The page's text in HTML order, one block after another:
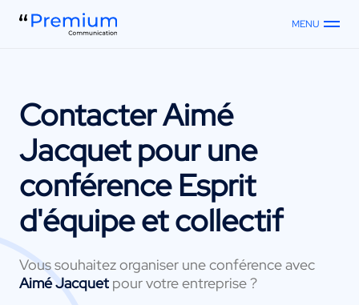
MENU
ContacterAimé
Jacquetpour une
conférence Esprit
d'équipe et collectif
Vous souhaitez organiser une conférence avec
Aimé Jacquet pour votre entreprise ?